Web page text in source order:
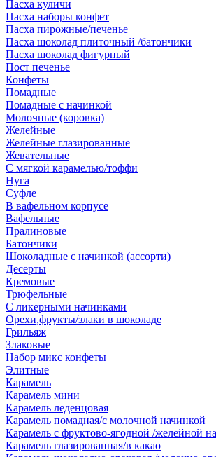
Пасха куличи
Пасха наборы конфет
Пасха пирожные/печенье
Пасха шоколад плиточный /батончики
Пасха шоколад фигурный
Пост печенье
Конфеты
Помадные
Помадные с начинкой
Молочные (коровка)
Желейные
Желейные глазированные
Жевательные
С мягкой карамелью/тоффи
Нуга
Суфле
В вафельном корпусе
Вафельные
Пралиновые
Батончики
Шоколадные с начинкой (ассорти)
Десерты
Кремовые
Трюфельные
С ликерными начинками
Орехи,фрукты/злаки в шоколаде
Грильяж
Злаковые
Набор микс конфеты
Элитные
Карамель
Карамель мини
Карамель леденцовая
Карамель помадная/с молочной начинкой
Карамель с фруктово-ягодной /желейной
Карамель глазированная/в какао